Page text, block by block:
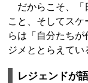
だからこそ、「
こと、そしてス
らは「自分たち
ジメととらえてい
レジェンドが